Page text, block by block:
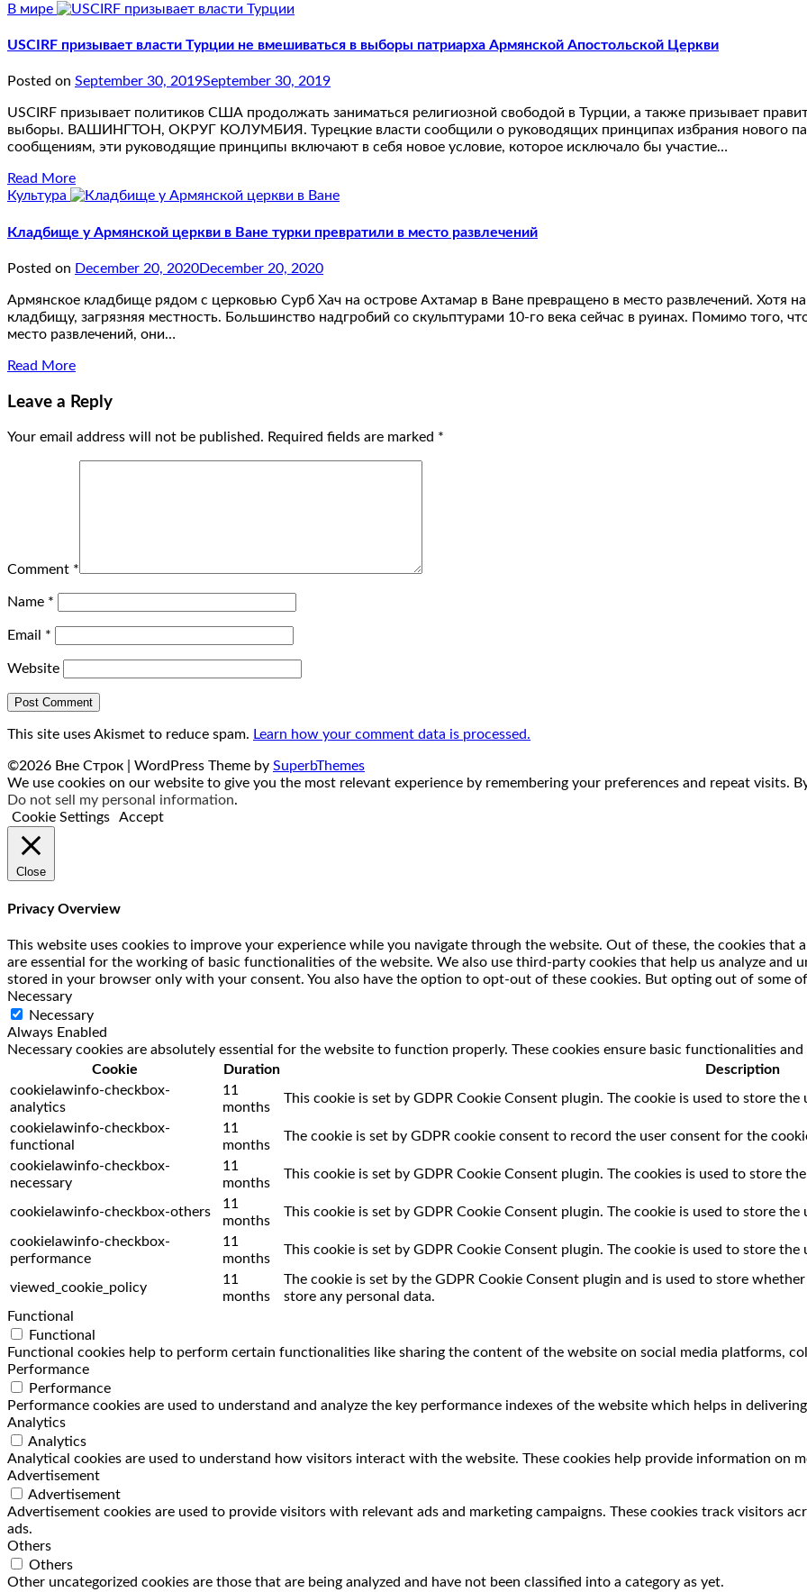
В мире
USCIRF призывает власти Турции не вмешиваться в выборы патриарха Армянской Апостольской Церкви
Posted on September 30, 2019September 30, 2019
USCIRF призывает политиков США продолжать заниматься религиозной свободой в Турции, а также призывает
выборы. ВАШИНГТОН, ОКРУГ КОЛУМБИЯ. Турецкие власти сообщили о руководящих принципах избрания нового
сообщениям, эти руководящие принципы включают в себя новое условие, которое исключало бы участие…
Read More
Культура
Кладбище у Армянской церкви в Ване турки превратили в место развлечений
Posted on December 20, 2020December 20, 2020
Армянское кладбище рядом с церковью Сурб Хач на острове Ахтамар в Ване превращено в место развлечений. Хотя
кладбищу, загрязняя местность. Большинство надгробий со скульптурами 10-го века сейчас в руинах. Помимо того,
место развлечений, они…
Read More
Leave a Reply
Your email address will not be published. Required fields are marked *
Comment *
Name *
Email *
Website
This site uses Akismet to reduce spam. Learn how your comment data is processed.
©2026 Вне Строк | WordPress Theme by SuperbThemes
We use cookies on our website to give you the most relevant experience by remembering your preferences and repeat visits.
Do not sell my personal information.
Cookie Settings
Accept
Close
Privacy Overview
This website uses cookies to improve your experience while you navigate through the website. Out of these, the cookies that
are essential for the working of basic functionalities of the website. We also use third-party cookies that help us analyze and
stored in your browser only with your consent. You also have the option to opt-out of these cookies. But opting out of some
Necessary
Necessary
Always Enabled
Necessary cookies are absolutely essential for the website to function properly. These cookies ensure basic functionalities
Cookie
Duration
Description
cookielawinfo-checkbox-
analytics
11
months
This cookie is set by GDPR Cookie Consent plugin. The cookie is used to store
cookielawinfo-checkbox-
functional
11
months
The cookie is set by GDPR cookie consent to record the user consent for the
cookielawinfo-checkbox-
necessary
11
months
This cookie is set by GDPR Cookie Consent plugin. The cookies is used to store
cookielawinfo-checkbox-others
11
months
This cookie is set by GDPR Cookie Consent plugin. The cookie is used to store
cookielawinfo-checkbox-
performance
11
months
This cookie is set by GDPR Cookie Consent plugin. The cookie is used to store
viewed_cookie_policy
11
months
The cookie is set by the GDPR Cookie Consent plugin and is used to store
store any personal data.
Functional
Functional
Functional cookies help to perform certain functionalities like sharing the content of the website on social media platforms,
Performance
Performance
Performance cookies are used to understand and analyze the key performance indexes of the website which helps in
Analytics
Analytics
Analytical cookies are used to understand how visitors interact with the website. These cookies help provide information on
Advertisement
Advertisement
Advertisement cookies are used to provide visitors with relevant ads and marketing campaigns. These cookies track visitors
ads.
Others
Others
Other uncategorized cookies are those that are being analyzed and have not been classified into a category as yet.